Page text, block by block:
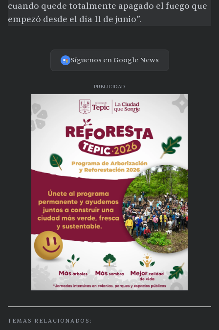
cuando quede totalmente apagado el fuego que
empezó desde el día 11 de junio”.
Síguenos en Google News
PUBLICIDAD
TEMAS RELACIONADOS: